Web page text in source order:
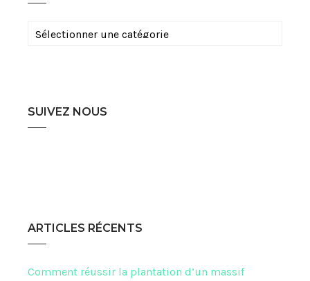
Catégories
SUIVEZ NOUS
ARTICLES RÉCENTS
Comment réussir la plantation d’un massif